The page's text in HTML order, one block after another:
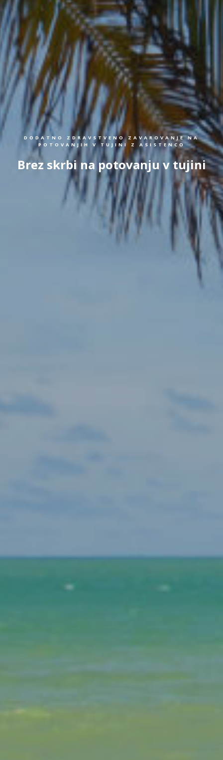
DODATNO ZDRAVSTVENO ZAVAROVANJE NA
POTOVANJIH V TUJINI Z ASISTENCO
Brez skrbi na potovanju v tujini